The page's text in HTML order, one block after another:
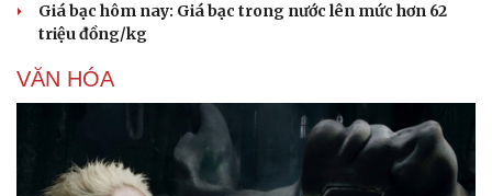
Giá bạc hôm nay: Giá bạc trong nước lên mức hơn 62
triệu đồng/kg
VĂN HÓA